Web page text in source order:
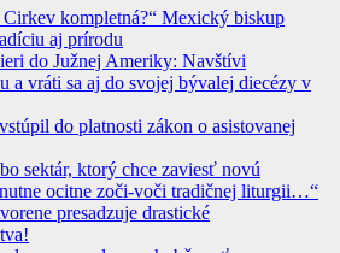
kompletná?“ Mexický biskup
aj prírodu
do Južnej Ameriky: Navštívi
a vráti sa aj do svojej bývalej diecézy v
do platnosti zákon o asistovanej
sektár, ktorý chce zaviesť novú
ocitne zoči-voči tradičnej liturgii…“
presadzuje drastické